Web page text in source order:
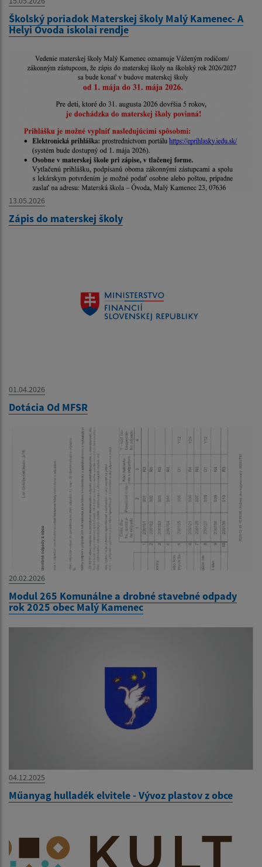
Školský poriadok Materskej školy Malý Kamenec- A
Helyi Óvoda iskolai rendje
13.05.2026
Zápis do materskej školy
01.04.2026
Dotácia Od MFSR
20.02.2026
Modul 265 Komunálne a drobné stavebné odpady
rok 2025 obec Malý Kamenec
04.12.2025
Műanyag hulladék elvitele - Vývoz plastov z obce